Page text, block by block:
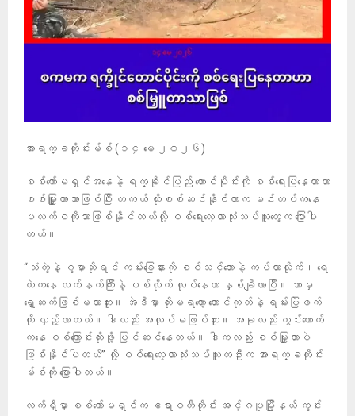
အာရက္ခတိုင်းမ်စ် (၁၄ မေ ၂၀၂၆)
စစ်ကော်မရှင်အနေနဲ့ ရက္ခိုင်ပြည် တောင်ပိုင်းကို စစ်ရေးပြနေတာဟာ
စစ်မြှူတာသာဖြစ်ပြီး တကယ် ထိုးစစ်ဆင်နိုင်တာက မင်းတပ်ကနေ
ပလက်ဝကိုသာဖြစ်နိုင်တယ်လို့ စစ်ရေးလေ့လာသုံးသပ်သူတွေက ပြောပါ
တယ်။
“သံတွဲနဲ့ ဂွမှာဆိုရင် ကမ်းခြေနားကို စစ်သင်္ဘောနဲ့ ကပ်လာလိုက်၊ ရေ
ထဲကနေ လက်နက်ကြီးနဲ့ ပစ်လိုက် လုပ်နေတာ နှစ်ချီလာပြီ။ ဘာမှ
ရှေ့ဆက်ဖြစ်မလာဘူး။ အဲဒီမှာ တိုးမရတော့ တောင်ကုတ်နဲ့ ရမ်းဗြဲဖက်
ကို လှည့်လာတယ်။ ဒါလည်း အလုပ်မဖြစ်ဘူး။ အခုလည်း ကွင်းကောက်
ကနေ စစ်ကြောင်းထိုးဖို့ ပြင်ဆင်နေတယ်။ ဒါကလည်း စစ်မြှူတာပဲ
ဖြစ်နိုင်ပါတယ်” လို့ စစ်ရေးလေ့လာသုံးသပ်သူတဦးက အာရက္ခတိုင်း
မ်စ်ကို ပြောပါတယ်။
လက်ရှိမှာ စစ်ကော်မရှင်က ဧရာဝတီတိုင်း အင်္ဂပူမြို့နယ် ကွင်း